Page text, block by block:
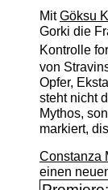
MitGöksu
Gorki die
Kontrolle
von
Opfer,
steht nicht
Mythos,
markiert,
Constanza
einen